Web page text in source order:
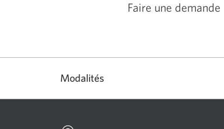
Faire une demande
fenêtre
Modalités